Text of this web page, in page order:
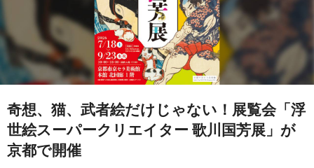
奇想、猫、武者絵だけじゃない！展覧会「浮
世絵スーパークリエイター 歌川国芳展」が
京都で開催